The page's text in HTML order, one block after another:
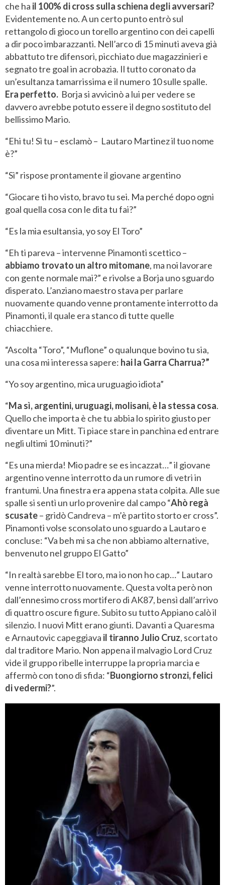
che ha il 100% di cross sulla schiena degli avversari?
Evidentemente no. A un certo punto entrò sul
rettangolo di gioco un torello argentino con dei capelli
a dir poco imbarazzanti. Nell’arco di 15 minuti aveva già
abbattuto tre difensori, picchiato due magazzinieri e
segnato tre goal in acrobazia. Il tutto coronato da
un’esultanza tamarrissima e il numero 10 sulle spalle.
Era perfetto. Borja si avvicinò a lui per vedere se
davvero avrebbe potuto essere il degno sostituto del
bellissimo Mario.
“Ehi tu! Sì tu – esclamò – Lautaro Martinez il tuo nome
è?”
“Sì” rispose prontamente il giovane argentino
“Giocare ti ho visto, bravo tu sei. Ma perché dopo ogni
goal quella cosa con le dita tu fai?”
“Es la mia esultansia, yo soy El Toro”
“Eh ti pareva – intervenne Pinamonti scettico –
abbiamo trovato un altro mitomane, ma noi lavorare
con gente normale mai?” e rivolse a Borja uno sguardo
disperato. L’anziano maestro stava per parlare
nuovamente quando venne prontamente interrotto da
Pinamonti, il quale era stanco di tutte quelle
chiacchiere.
“Ascolta “Toro”, “Muflone” o qualunque bovino tu sia,
una cosa mi interessa sapere: hai la Garra Charrua?”
“Yo soy argentino, mica uruguagio idiota”
“Ma sì, argentini, uruguagi, molisani, è la stessa cosa.
Quello che importa è che tu abbia lo spirito giusto per
diventare un Mitt. Ti piace stare in panchina ed entrare
negli ultimi 10 minuti?”
“Es una mierda! Mio padre se es incazzat…” il giovane
argentino venne interrotto da un rumore di vetri in
frantumi. Una finestra era appena stata colpita. Alle sue
spalle si sentì un urlo provenire dal campo “Ahò regà
scusate– gridò Candreva – m’è partito storto er cross”.
Pinamonti volse sconsolato uno sguardo a Lautaro e
concluse: “Va beh mi sa che non abbiamo alternative,
benvenuto nel gruppo El Gatto”
“In realtà sarebbe El toro, ma io non ho cap…” Lautaro
venne interrotto nuovamente. Questa volta però non
dall’ennesimo cross mortifero di AK87, bensì dall’arrivo
di quattro oscure figure. Subito su tutto Appiano calò il
silenzio. I nuovi Mitt erano giunti. Davanti a Quaresma
e Arnautovic capeggiava il tiranno Julio Cruz, scortato
dal traditore Mario. Non appena il malvagio Lord Cruz
vide il gruppo ribelle interruppe la propria marcia e
affermò con tono di sfida: “Buongiorno stronzi, felici
di vedermi?”.